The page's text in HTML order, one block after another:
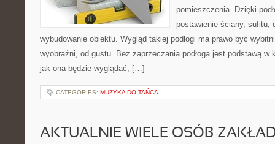
pomieszczenia. Dzięki
postawienie ściany, sufitu,
wybudowanie obiektu. Wygląd takiej podłogi ma prawo być
wyobraźni, od gustu. Bez zaprzeczania podłoga jest podstawą
jak ona będzie wyglądać, […]
CATEGORIES: MUZYKA DO TAŃCA
AKTUALNIE WIELE OSÓB